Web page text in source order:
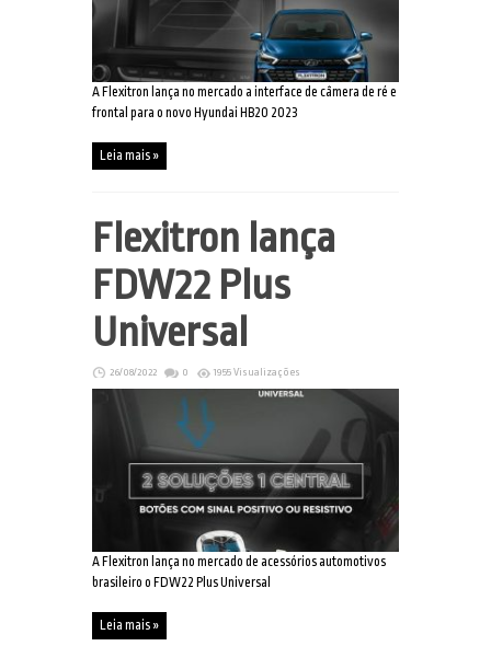
A Flexitron lança no mercado a interface de câmera de ré e
frontal para o novo Hyundai HB20 2023
Leia mais »
Flexitron lança
FDW22 Plus
Universal
26/08/2022 0 1955 Visualizações
A Flexitron lança no mercado de acessórios automotivos
brasileiro o FDW22 Plus Universal
Leia mais »